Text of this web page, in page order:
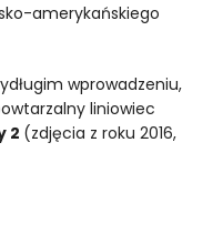
amerykańskiego
wprowadzeniu,
liniowiec
2 (zdjęcia z roku 2016,